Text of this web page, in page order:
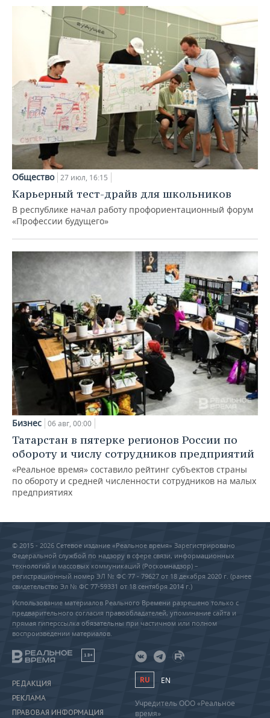
Общество 27 июл, 16:15
Карьерный тест-драйв для школьников
В республике начал работу профориентационный форум
«Профессии будущего»
Бизнес 06 авг, 00:00
Татарстан в пятерке регионов России по
обороту и числу сотрудников предприятий
«Реальное время» составило рейтинг субъектов страны
по обороту и средней численности сотрудников на малых
предприятиях
© 2015 - 2026 Сетевое издание «Реальное время» Зарегистрировано
Федеральной службой по надзору в сфере связи, информационных
технологий и массовых коммуникаций (Роскомнадзор) –
регистрационный номер ЭЛ № ФС 77 - 79627 от 18 декабря 2020 г. (ранее
свидетельство Эл № ФС 77-59331 от 18 сентября 2014 г.)
Использование материалов Реального Времени разрешено только с
предварительного согласия правообладателей, упоминание сайта и
прямая гиперссылка обязательны при частичном или полном
воспроизведении материалов.
18+
РЕДАКЦИЯ
РЕКЛАМА
ПРАВОВАЯ ИНФОРМАЦИЯ
RU EN
Учредитель ООО «Реальное
время»